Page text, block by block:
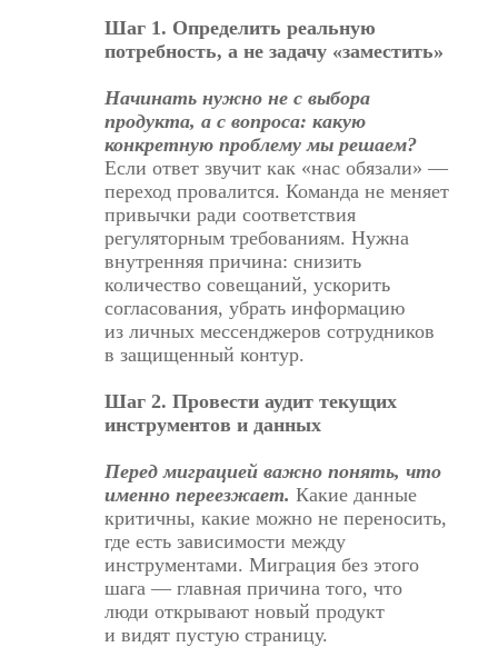
Шаг 1. Определить реальную
потребность, а не задачу «заместить»
Начинать нужно не с выбора
продукта, а с вопроса: какую
конкретную проблему мы решаем?
Если ответ звучит как «нас обязали» —
переход провалится. Команда не меняет
привычки ради соответствия
регуляторным требованиям. Нужна
внутренняя причина: снизить
количество совещаний, ускорить
согласования, убрать информацию
из личных мессенджеров сотрудников
в защищенный контур.
Шаг 2. Провести аудит текущих
инструментов и данных
Перед миграцией важно понять, что
именно переезжает. Какие данные
критичны, какие можно не переносить,
где есть зависимости между
инструментами. Миграция без этого
шага — главная причина того, что
люди открывают новый продукт
и видят пустую страницу.